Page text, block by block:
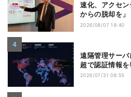
速化、アクセ
からの脱却を」
2026/08/07 18:40
遠隔管理サー
超で認証情報
2026/07/31 08:55